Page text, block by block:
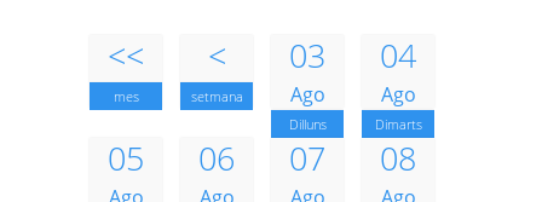
<<
mes
<
setmana
03
Ago
Dilluns
04
Ago
Dimarts
05 06 07 08